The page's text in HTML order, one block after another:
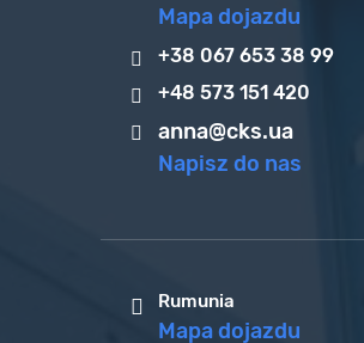
Mapa dojazdu
+38 067 653 38 99
+48 573 151 420
anna@cks.ua
Napisz do nas
Rumunia
Mapa dojazdu